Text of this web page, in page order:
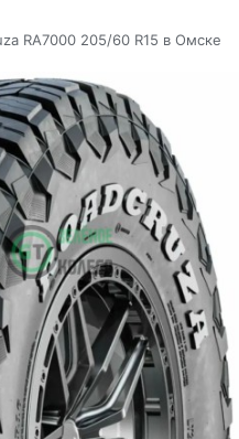
RA7000 205/60 R15 в Омске